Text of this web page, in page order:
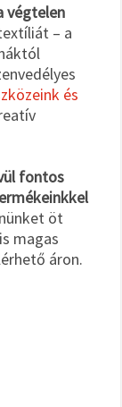
végtelen
– a
és
fontos
öt
magas
áron.